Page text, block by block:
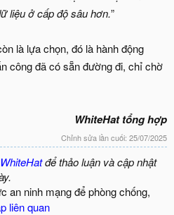
liệu ở cấp độ sâu hơn.”
là lựa chọn, đó là hành động
công đã có sẵn đường đi, chỉ chờ
WhiteHat tổng hợp
Chỉnh sửa lần cuối: 25/07/2025
để thảo luận và cập nhật
an ninh mạng để phòng chống,
liên quan